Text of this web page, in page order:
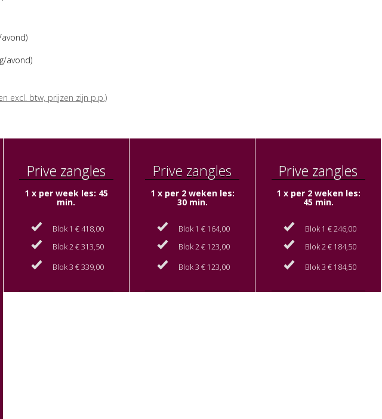
avond)
excl. btw, prijzen zijn p.p.)
Prive zangles
1 x per week les: 45
min.
Blok 1 € 418,00
Blok 2 € 313,50
Blok 3 € 339,00
Prive zangles
1 x per 2 weken les:
30 min.
Blok 1 € 164,00
Blok 2 € 123,00
Blok 3 € 123,00
Prive zangles
1 x per 2 weken les:
45 min.
Blok 1 € 246,00
Blok 2 € 184,50
Blok 3 € 184,50